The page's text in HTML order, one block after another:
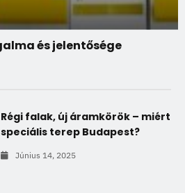
és jelentősége
Régi falak, új áramkörök – miért
speciális terep Budapest?
Június 14, 2025